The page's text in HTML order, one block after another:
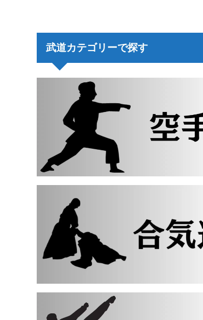
武道カテゴリーで探す